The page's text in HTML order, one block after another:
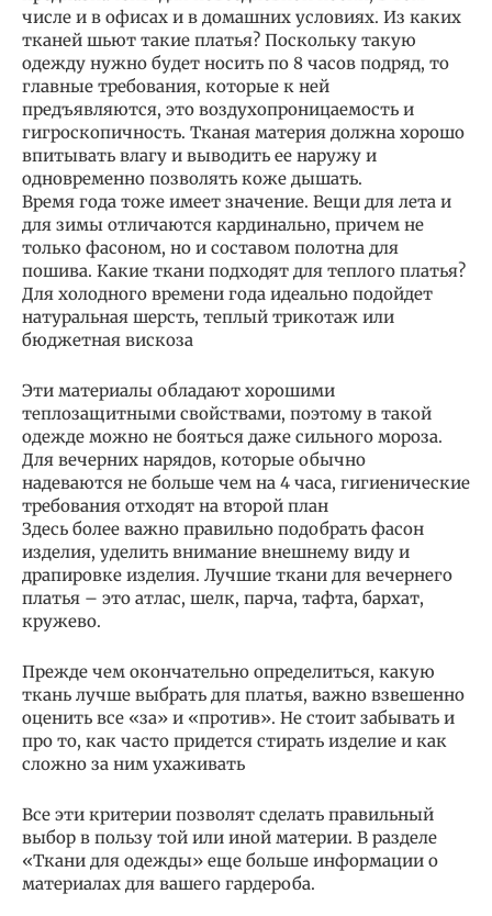
числе и в офисах и в домашних условиях. Из каких
тканей шьют такие платья? Поскольку такую
одежду нужно будет носить по 8 часов подряд, то
главные требования, которые к ней
предъявляются, это воздухопроницаемость и
гигроскопичность. Тканая материя должна хорошо
впитывать влагу и выводить ее наружу и
одновременно позволять коже дышать.
Время года тоже имеет значение. Вещи для лета и
для зимы отличаются кардинально, причем не
только фасоном, но и составом полотна для
пошива. Какие ткани подходят для теплого платья?
Для холодного времени года идеально подойдет
натуральная шерсть, теплый трикотаж или
бюджетная вискоза
Эти материалы обладают хорошими
теплозащитными свойствами, поэтому в такой
одежде можно не бояться даже сильного мороза.
Для вечерних нарядов, которые обычно
надеваются не больше чем на 4 часа, гигиенические
требования отходят на второй план
Здесь более важно правильно подобрать фасон
изделия, уделить внимание внешнему виду и
драпировке изделия. Лучшие ткани для вечернего
платья – это атлас, шелк, парча, тафта, бархат,
кружево.
Прежде чем окончательно определиться, какую
ткань лучше выбрать для платья, важно взвешенно
оценить все «за» и «против». Не стоит забывать и
про то, как часто придется стирать изделие и как
сложно за ним ухаживать
Все эти критерии позволят сделать правильный
выбор в пользу той или иной материи. В разделе
«Ткани для одежды» еще больше информации о
материалах для вашего гардероба.